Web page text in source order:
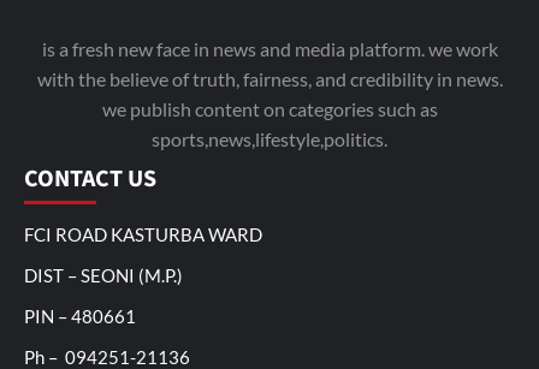
is a fresh new face in news and media platform. we work
with the believe of truth, fairness, and credibility in news.
we publish content on categories such as
sports,news,lifestyle,politics.
CONTACT US
FCI ROAD KASTURBA WARD
DIST – SEONI (M.P.)
PIN – 480661
Ph – 094251-21136